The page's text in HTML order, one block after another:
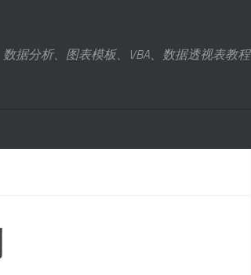
数据分析、图表模板、VBA、数据透视表教程